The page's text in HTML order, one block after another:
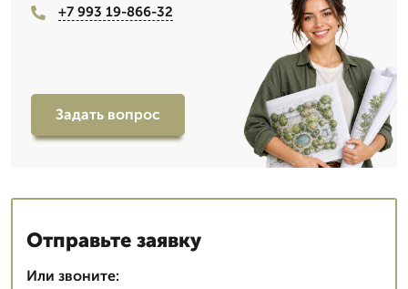
+7 993 19-866-32
Задать вопрос
Отправьте заявку
Или звоните: